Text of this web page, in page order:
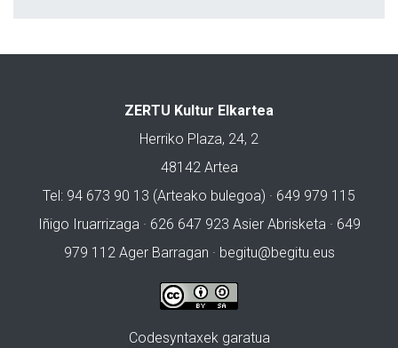
ZERTU Kultur Elkartea
Herriko Plaza, 24, 2
48142 Artea
Tel: 94 673 90 13 (Arteako bulegoa) · 649 979 115
Iñigo Iruarrizaga · 626 647 923 Asier Abrisketa · 649
979 112 Ager Barragan · begitu@begitu.eus
Codesyntaxek garatua